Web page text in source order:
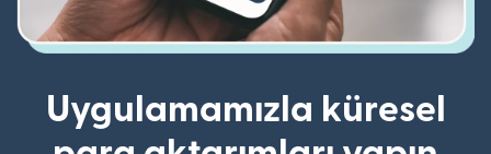
Uygulamamızla küresel